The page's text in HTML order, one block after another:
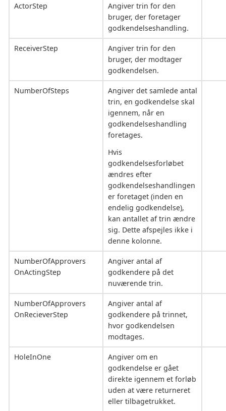
ActorStep
Angiver trin for den
bruger, der foretager
godkendelseshandling.
ReceiverStep
Angiver trin for den
bruger, der modtager
godkendelsen.
NumberOfSteps
Angiver det samlede antal
trin, en godkendelse skal
igennem, når en
godkendelseshandling
foretages.
Hvis
godkendelsesforløbet
ændres efter
godkendelseshandlingen
er foretaget (inden en
endelig godkendelse),
kan antallet af trin ændre
sig. Dette afspejles ikke i
denne kolonne.
NumberOfApprovers
OnActingStep
Angiver antal af
godkendere på det
nuværende trin.
NumberOfApprovers
OnRecieverStep
Angiver antal af
godkendere på trinnet,
hvor godkendelsen
modtages.
HoleInOne
Angiver om en
godkendelse er gået
direkte igennem et forløb
uden at være returneret
eller tilbagetrukket.